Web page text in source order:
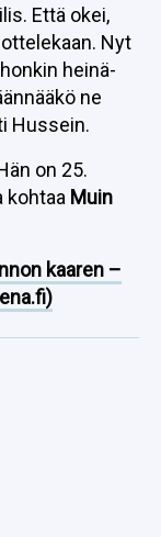
Että okei,
Nyt
heinä-
ne
Hussein.
on 25.
kohtaa Muin
kaaren –